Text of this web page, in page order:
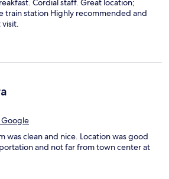
Cordial staff. Great location;
train station Highly recommended and
was clean and nice. Location was good
and not far from town center at